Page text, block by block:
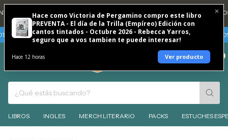
Hace como Victoria de Pergamino compro este libro
PREVENTA - El día de la Trilla (Empíreo) Edición con
cantos tintados - Octubre 2026 - Rebecca Yarros,
seguro que a vos tambien te puede interesar!
Hace 12 horas Ver producto
DNI 20% REINTEGRO TODOS LOS DÍAS 🐶 💳 3 CUOTAS SIN INTERES
SIN INTERES TARJETAS BBVA - VIERNES 7 Y SABADO 8 DE AGOSTO
LIBROS INGLES MERCH LITERARIO PACKS ESTUCHES